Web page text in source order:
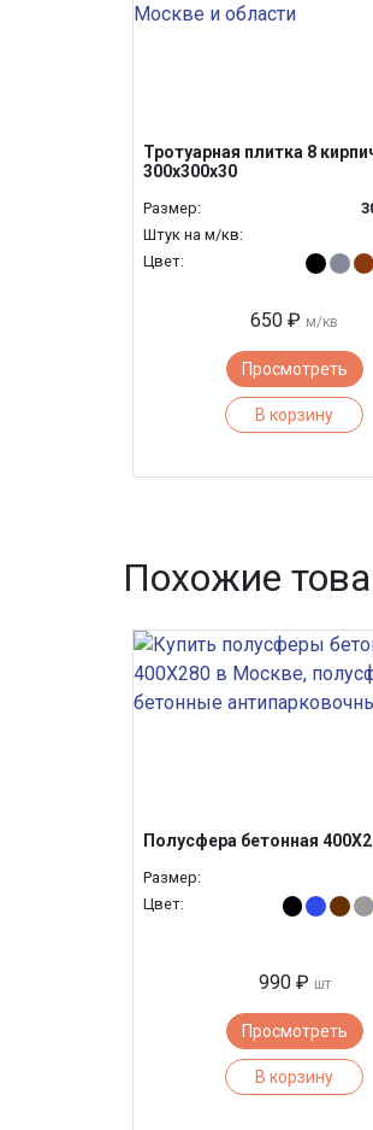
Тротуарная плитка 8
300х300х30
Размер:
Штук на м/кв:
Цвет:
650 ₽ м/кв
Просмотреть
В корзину
Похожие
Полусфера бетонная
Размер:
Цвет:
990 ₽ шт
Просмотреть
В корзину